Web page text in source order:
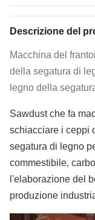
Descrizione del
Macchina del
della segatura di
legno della
Sawdust che fa
schiacciare i ceppi
segatura di legno
commestibile,
l'elaborazione del
produzione